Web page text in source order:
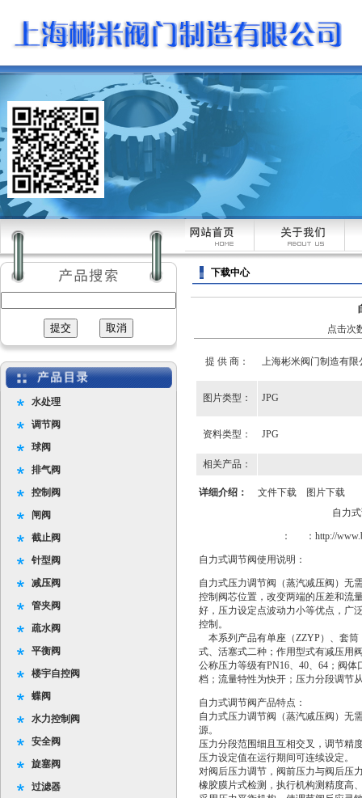
水处理
调节阀
球阀
排气阀
控制阀
闸阀
截止阀
针型阀
减压阀
管夹阀
疏水阀
平衡阀
楼宇自控阀
蝶阀
水力控制阀
安全阀
旋塞阀
过滤器
下载中心
点击次
提 供 商： 上海彬米阀门制造有限
图片类型： JPG
资料类型： JPG
相关产品：
详细介绍： 文件下载
图片下载
自力式调节阀
： ： http://
自力式调节阀使用说明：
自力式压力调节阀（蒸汽减压阀）无
控制阀芯位置，改变两端的压差和流
好，压力设定点波动力小等优点，广
控制。
本系列产品有单座（ZZYP）、套
式、活塞式二种；作用型式有减压用
公称压力等级有PN16、40、64；阀
档；流量特性为快开；压力分段调节
自力式调节阀产品特点：
自力式压力调节阀（蒸汽减压阀）无
源。
压力分段范围细且互相交叉，调节精
压力设定值在运行期间可连续设定。
对阀后压力调节，阀前压力与阀后压
橡胶膜片式检测，执行机构测精度高